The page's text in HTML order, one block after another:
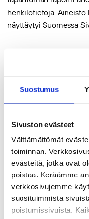
Suostumus
Sivuston evästeet
Välttämättömät
toiminnan.
evästeitä, jotka ovat
poistaa. Keräämme
verkkosivujemme
suosituimmista
poistumissivuista.
henkilötietoja. Aineisto
näyttäytyi Suomessa
liityntä teemavuoden
Aineiston rakenne
EiKaupallinen 4.0
alasivu 3: aineisto
Aineistopyynnöt
Lähetä aineistopyyntö
aineistopyynnössä